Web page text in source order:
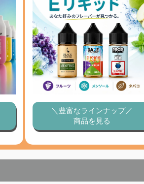
＼豊富なラインナップ／
商品を見る